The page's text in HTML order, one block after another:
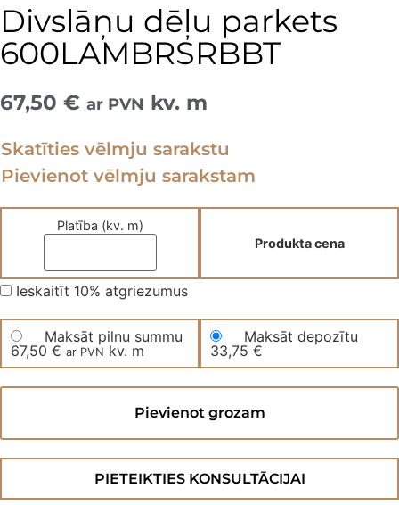
Divslāņu dēļu parkets
600LAMBRSRBBT
67,50 € ar PVN kv. m
Skatīties vēlmju sarakstu
Pievienot vēlmju sarakstam
Platība (kv. m)
Produkta cena
Ieskaitīt 10% atgriezumus
Maksāt pilnu summu
67,50 € ar PVN kv. m
Maksāt depozītu
33,75 €
Divslāņu
600LAMBRSRBBT
Pievienot grozam
PIETEIKTIES KONSULTĀCIJAI